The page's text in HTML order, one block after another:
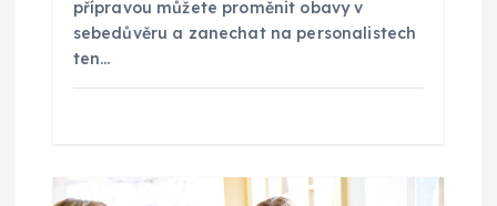
přípravou můžete proměnit obavy v
sebedůvěru a zanechat na personalistech
ten…